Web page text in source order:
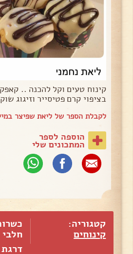
קינוח טעים וקל להכנה ..
בציפוי קרם פטיסייר וזיגוג
לקבלת הספר של ליאת שפיצר
הוספה לספר
המתכונים שלי
קטגוריה:
קינוחים
חלבי